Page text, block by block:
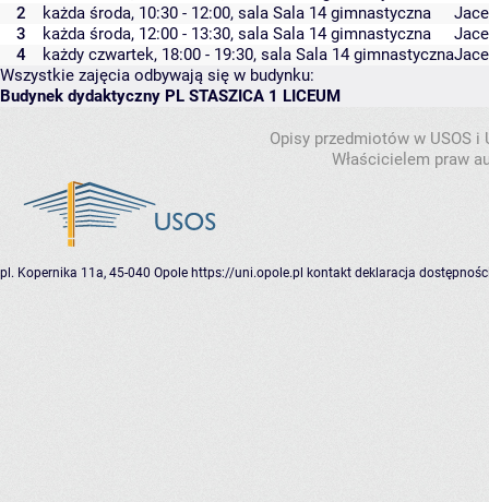
2
każda środa, 10:30 - 12:00, sala Sala 14 gimnastyczna
3
każda środa, 12:00 - 13:30, sala Sala 14 gimnastyczna
4
każdy czwartek, 18:00 - 19:30, sala Sala 14 gimnastyczna
Wszystkie zajęcia odbywają się w budynku:
Budynek dydaktyczny PL STASZICA 1 LICEUM
Opisy przedmiotów w USOS
Właścicielem praw
pl. Kopernika 11a, 45-040 Opole https://uni.opole.pl kontakt deklaracja